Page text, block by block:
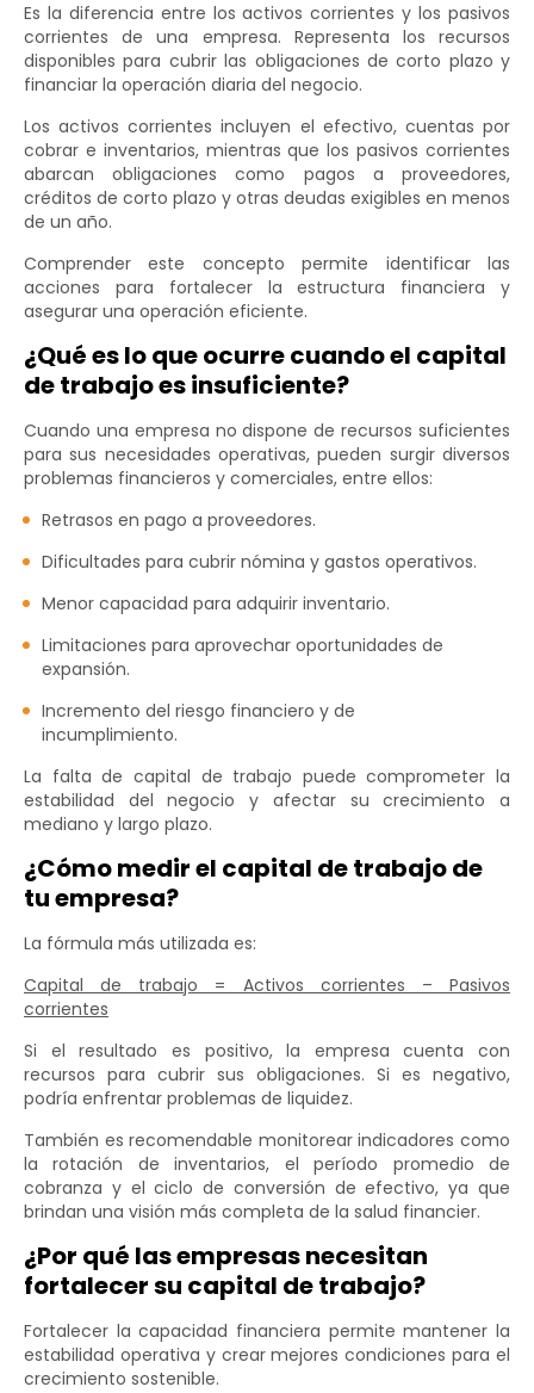
Es la diferencia entre los activos corrientes y los pasivos
corrientes de una empresa. Representa los recursos
disponibles para cubrir las obligaciones de corto plazo y
financiar la operación diaria del negocio.
Los activos corrientes incluyen el efectivo, cuentas por
cobrar e inventarios, mientras que los pasivos corrientes
abarcan obligaciones como pagos a proveedores,
créditos de corto plazo y otras deudas exigibles en menos
de un año.
Comprender este concepto permite identificar las
acciones para fortalecer la estructura financiera y
asegurar una operación eficiente.
¿Qué es lo que ocurre cuando el capital
de trabajo es insuficiente?
Cuando una empresa no dispone de recursos suficientes
para sus necesidades operativas, pueden surgir diversos
problemas financieros y comerciales, entre ellos:
Retrasos en pago a proveedores.
Dificultades para cubrir nómina y gastos operativos.
Menor capacidad para adquirir inventario.
Limitaciones para aprovechar oportunidades de
expansión.
Incremento del riesgo financiero y de
incumplimiento.
La falta de capital de trabajo puede comprometer la
estabilidad del negocio y afectar su crecimiento a
mediano y largo plazo.
¿Cómo medir el capital de trabajo de
tu empresa?
La fórmula más utilizada es:
Capital de trabajo = Activos corrientes – Pasivos
corrientes
Si el resultado es positivo, la empresa cuenta con
recursos para cubrir sus obligaciones. Si es negativo,
podría enfrentar problemas de liquidez.
También es recomendable monitorear indicadores como
la rotación de inventarios, el período promedio de
cobranza y el ciclo de conversión de efectivo, ya que
brindan una visión más completa de la salud financier.
¿Por qué las empresas necesitan
fortalecer su capital de trabajo?
Fortalecer la capacidad financiera permite mantener la
estabilidad operativa y crear mejores condiciones para el
crecimiento sostenible.